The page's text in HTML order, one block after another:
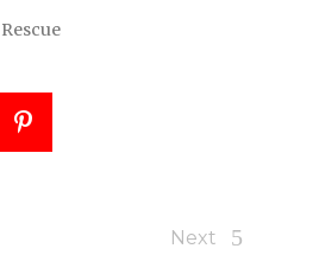
Rescue
Next